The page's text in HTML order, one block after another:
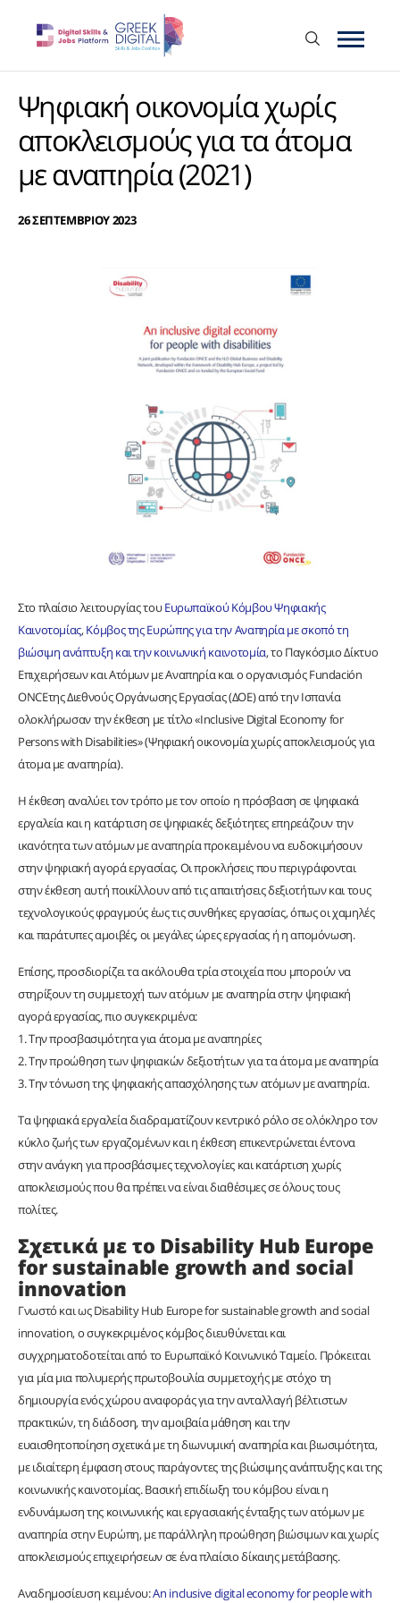
Ψηφιακή οικονομία χωρίς
αποκλεισμούς για τα άτομα
με αναπηρία (2021)
26 ΣΕΠΤΕΜΒΡΙΟΥ 2023
Στο πλαίσιο λειτουργίας τουΕυρωπαϊκού Κόμβου Ψηφιακής
Καινοτομίας,Κόμβος της Ευρώπης για την Αναπηρία με σκοπό τη
βιώσιμη ανάπτυξη και την κοινωνική καινοτομία, το Παγκόσμιο Δίκτυο
Επιχειρήσεων και Ατόμων με Αναπηρία και ο οργανισμός Fundación
ONCEτης Διεθνούς Οργάνωσης Εργασίας (ΔΟΕ) από την Ισπανία
ολοκλήρωσαν την έκθεση με τίτλο «Inclusive Digital Economy for
Persons with Disabilities» (Ψηφιακή οικονομία χωρίς αποκλεισμούς για
άτομα με αναπηρία).
Η έκθεση αναλύει τον τρόπο με τον οποίο η πρόσβαση σε ψηφιακά
εργαλεία και η κατάρτιση σε ψηφιακές δεξιότητες επηρεάζουν την
ικανότητα των ατόμων με αναπηρία προκειμένου να ευδοκιμήσουν
στην ψηφιακή αγορά εργασίας. Οι προκλήσεις που περιγράφονται
στην έκθεση αυτή ποικίλλουν από τις απαιτήσεις δεξιοτήτων και τους
τεχνολογικούς φραγμούς έως τις συνθήκες εργασίας, όπως οι χαμηλές
και παράτυπες αμοιβές, οι μεγάλες ώρες εργασίας ή η απομόνωση.
Επίσης, προσδιορίζει τα ακόλουθα τρία στοιχεία που μπορούν να
στηρίξουν τη συμμετοχή των ατόμων με αναπηρία στην ψηφιακή
αγορά εργασίας, πιο συγκεκριμένα:
1. Την προσβασιμότητα για άτομα με αναπηρίες
2. Την προώθηση των ψηφιακών δεξιοτήτων για τα άτομα με αναπηρία
3. Την τόνωση της ψηφιακής απασχόλησης των ατόμων με αναπηρία.
Τα ψηφιακά εργαλεία διαδραματίζουν κεντρικό ρόλο σε ολόκληρο τον
κύκλο ζωής των εργαζομένων και η έκθεση επικεντρώνεται έντονα
στην ανάγκη για προσβάσιμες τεχνολογίες και κατάρτιση χωρίς
αποκλεισμούς που θα πρέπει να είναι διαθέσιμες σε όλους τους
πολίτες.
Σχετικά με το Disability Hub Europe
for sustainable growth and social
innovation
Γνωστό και ως Disability Hub Europe for sustainable growth and social
innovation, ο συγκεκριμένος κόμβος διευθύνεται και
συγχρηματοδοτείται από το Ευρωπαϊκό Κοινωνικό Ταμείο. Πρόκειται
για μία μια πολυμερής πρωτοβουλία συμμετοχής με στόχο τη
δημιουργία ενός χώρου αναφοράς για την ανταλλαγή βέλτιστων
πρακτικών, τη διάδοση, την αμοιβαία μάθηση και την
ευαισθητοποίηση σχετικά με τη διωνυμική αναπηρία και βιωσιμότητα,
με ιδιαίτερη έμφαση στους παράγοντες της βιώσιμης ανάπτυξης και της
κοινωνικής καινοτομίας. Βασική επιδίωξη του κόμβου είναι η
ενδυνάμωση της κοινωνικής και εργασιακής ένταξης των ατόμων με
αναπηρία στην Ευρώπη, με παράλληλη προώθηση βιώσιμων και χωρίς
αποκλεισμούς επιχειρήσεων σε ένα πλαίσιο δίκαιης μετάβασης.
Αναδημοσίευση κειμένου:An inclusive digital economy for people with